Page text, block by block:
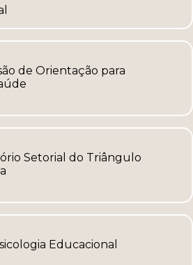
de Orientação para
da Saúde
Setorial do Triângulo
Uberaba
Psicologia Educacional